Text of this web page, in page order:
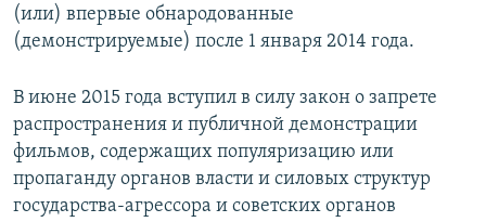
(или) впервые обнародованные
(демонстрируемые) после 1 января 2014 года.
В июне 2015 года вступил в силу закон о запрете
распространения и публичной демонстрации
фильмов, содержащих популяризацию или
пропаганду органов власти и силовых структур
государства-агрессора и советских органов